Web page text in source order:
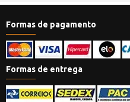
Formas de pagamento
Formas de entrega